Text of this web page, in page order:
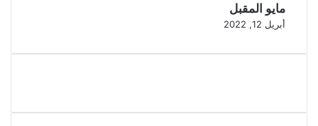
مايو المقبل
أبريل 12, 2022